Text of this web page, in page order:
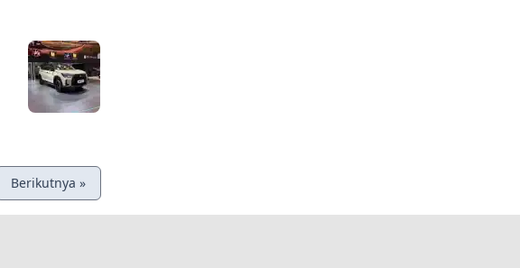
Berikutnya »